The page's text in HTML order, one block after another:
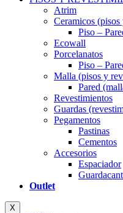
Atrim
Ceramicos
Piso –
Ecowall
Porcelanatos
Piso –
Malla (pisos y
Pared
Revestimientos
Guardas
Pegamentos
Pastinas
Cementos
Accesorios
Espaciador
Outlet
X